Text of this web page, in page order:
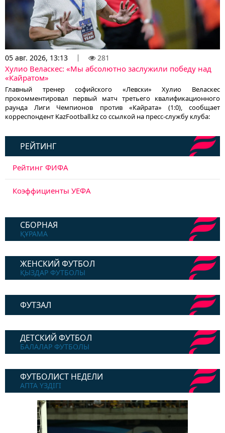
05 авг. 2026, 13:13 281
Хулио Веласкес: «Мы абсолютно заслужили победу над
«Кайратом»
Главный тренер софийского «Левски» Хулио Веласкес
прокомментировал первый матч третьего квалификационного
раунда Лиги Чемпионов против «Кайрата» (1:0), сообщает
корреспондент KazFootball.kz со ссылкой на пресс-службу клуба:
РЕЙТИНГ
Рейтинг ФИФА
Коэффициенты УЕФА
СБОРНАЯ
ҚҰРАМА
ЖЕНСКИЙ ФУТБОЛ
ҚЫЗДАР ФУТБОЛЫ
ФУТЗАЛ
ДЕТСКИЙ ФУТБОЛ
БАЛАЛАР ФУТБОЛЫ
ФУТБОЛИСТ НЕДЕЛИ
АПТА ҮЗДІГІ